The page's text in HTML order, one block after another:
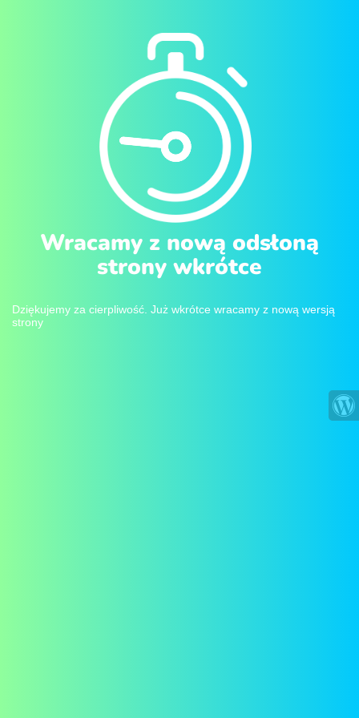
Wracamy z nową odsłoną
strony wkrótce
Dziękujemy za cierpliwość. Już wkrótce wracamy z nową wersją
strony